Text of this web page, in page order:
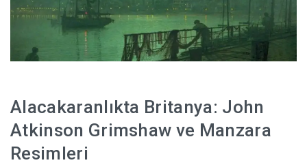
Alacakaranlıkta Britanya: John
Atkinson Grimshaw ve Manzara
Resimleri